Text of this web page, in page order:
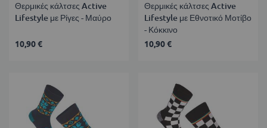
Θερμικές κάλτσες Active
Lifestyle με Ρίγες - Μαύρο
10,90 €
Θερμικές κάλτσες Active
Lifestyle με Εθνοτικό Μοτίβο
- Κόκκινο
10,90 €